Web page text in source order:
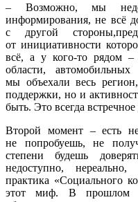
– Возможно, мы
информирования, не всё
с другой
от инициативности
всё, а у кого-то рядом –
области,
мы объехали весь
поддержки, но и
быть. Это всегда
Второй момент – есть
не попробуешь, не
степени будешь
недоступно,
практика «Социального
этот миф. В прошлом